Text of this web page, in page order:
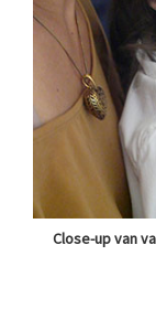
Close-up van